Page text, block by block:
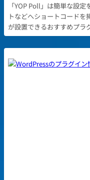
「YOP Poll」は簡単な設
トなどへショートコード
が設置できるおすすめプラ